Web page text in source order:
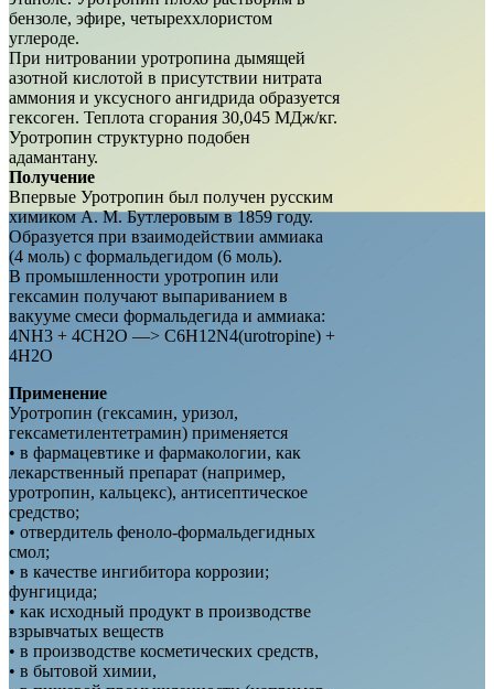
бензоле, эфире, четыреххлористом
углероде.
При нитровании уротропина дымящей
азотной кислотой в присутствии нитрата
аммония и уксусного ангидрида образуется
гексоген. Теплота сгорания 30,045 МДж/кг.
Уротропин структурно подобен
адамантану.
Получение
Впервые Уротропин был получен русским
химиком А. М. Бутлеровым в 1859 году.
Образуется при взаимодействии аммиака
(4 моль) с формальдегидом (6 моль).
В промышленности уротропин или
гексамин получают выпариванием в
вакууме смеси формальдегида и аммиака:
4NH3 + 4CH2O —> C6H12N4(urotropine) +
4H2O
Применение
Уротропин (гексамин, уризол,
гексаметилентетрамин) применяется
• в фармацевтике и фармакологии, как
лекарственный препарат (например,
уротропин, кальцекс), антисептическое
средство;
• отвердитель феноло-формальдегидных
смол;
• в качестве ингибитора коррозии;
фунгицида;
• как исходный продукт в производстве
взрывчатых веществ
• в производстве косметических средств,
• в бытовой химии,